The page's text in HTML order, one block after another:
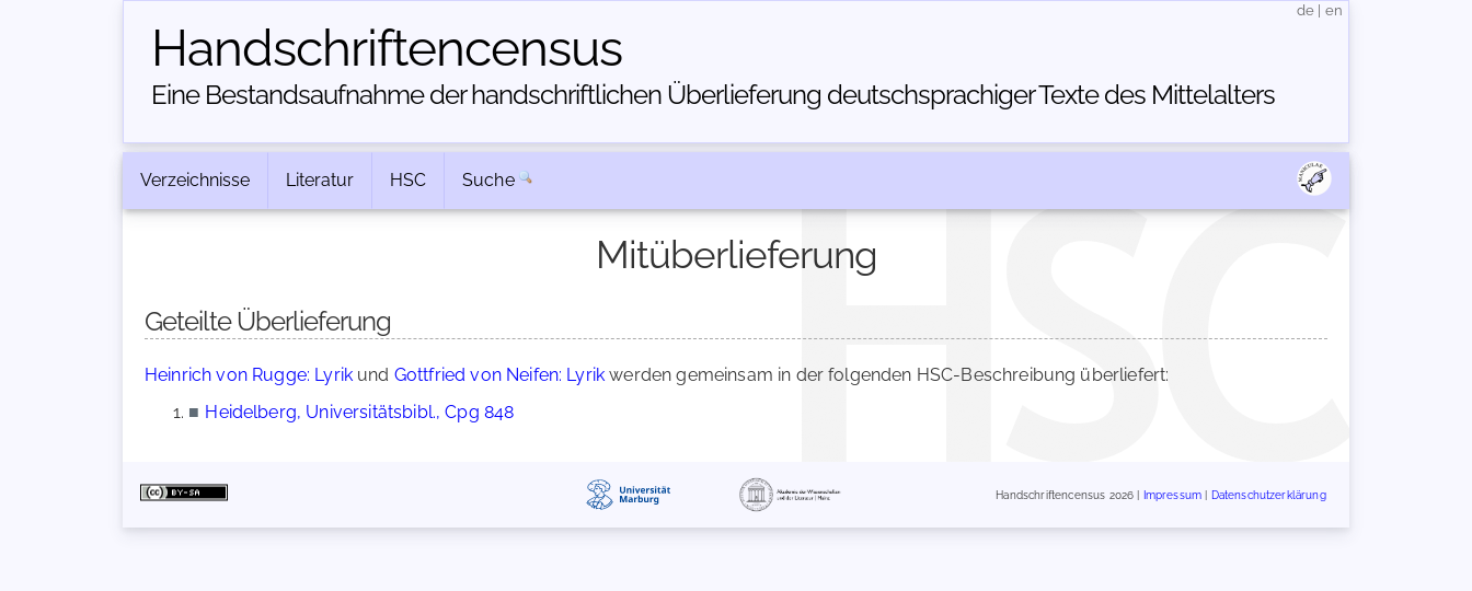
Handschriften­census
Eine Bestandsaufnahme der handschriftlichen Über­lieferung deutschsprachiger Texte des Mittelalters
de en
Verzeichnisse Literatur HSC Suche
Mitüberlieferung
Geteilte Überlieferung
Heinrich von Rugge: Lyrik und Gottfried von Neifen: Lyrik werden gemeinsam in der folgenden HSC-Beschreibung überliefert:
■ Heidelberg, Universitätsbibl., Cpg 848
Handschriftencensus 2026 | Impressum Datenschutzerklärung